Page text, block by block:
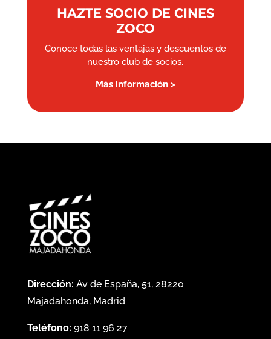
HAZTE SOCIO DE CINES
ZOCO
Conoce todas las ventajas y descuentos de
nuestro club de socios.
Más información >
Dirección: Av de España, 51, 28220
Majadahonda, Madrid
Teléfono: 918 11 96 27